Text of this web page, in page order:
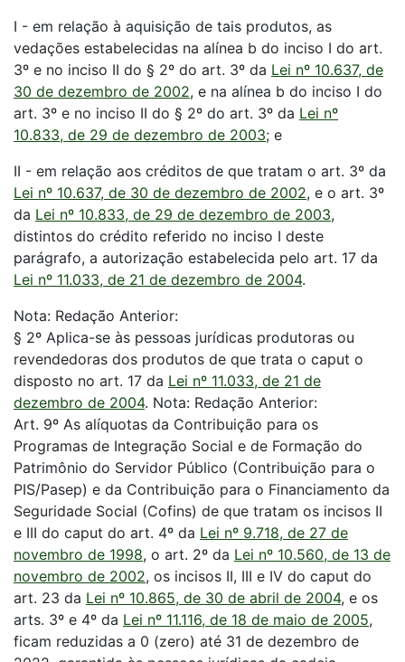
I - em relação à aquisição de tais produtos, as
vedações estabelecidas na alínea b do inciso I do art.
3º e no inciso II do § 2º do art. 3º da Lei nº 10.637, de
30 de dezembro de 2002, e na alínea b do inciso I do
art. 3º e no inciso II do § 2º do art. 3º da Lei nº
10.833, de 29 de dezembro de 2003; e
II - em relação aos créditos de que tratam o art. 3º da
Lei nº 10.637, de 30 de dezembro de 2002, e o art. 3º
da Lei nº 10.833, de 29 de dezembro de 2003,
distintos do crédito referido no inciso I deste
parágrafo, a autorização estabelecida pelo art. 17 da
Lei nº 11.033, de 21 de dezembro de 2004.
Nota: Redação Anterior:
§ 2º Aplica-se às pessoas jurídicas produtoras ou
revendedoras dos produtos de que trata o caput o
disposto no art. 17 da Lei nº 11.033, de 21 de
dezembro de 2004. Nota: Redação Anterior:
Art. 9º As alíquotas da Contribuição para os
Programas de Integração Social e de Formação do
Patrimônio do Servidor Público (Contribuição para o
PIS/Pasep) e da Contribuição para o Financiamento da
Seguridade Social (Cofins) de que tratam os incisos II
e III do caput do art. 4º da Lei nº 9.718, de 27 de
novembro de 1998, o art. 2º da Lei nº 10.560, de 13 de
novembro de 2002, os incisos II, III e IV do caput do
art. 23 da Lei nº 10.865, de 30 de abril de 2004, e os
arts. 3º e 4º da Lei nº 11.116, de 18 de maio de 2005,
ficam reduzidas a 0 (zero) até 31 de dezembro de